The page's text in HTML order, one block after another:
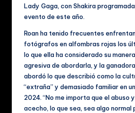
Lady Gaga, con Shakira
evento de este año.
Roan ha tenido frecuentes
fotógrafos en alfombras rojas los
lo que ella ha considerado su
agresiva de abordarla, y la
abordó lo que describió como la
“extraña” y demasiado familiar en un
2024. “No me importa que el abuso
acecho, lo que sea, sea algo normal